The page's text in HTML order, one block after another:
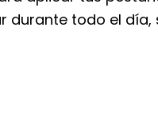
durante todo el día,